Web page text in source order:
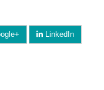
LinkedIn